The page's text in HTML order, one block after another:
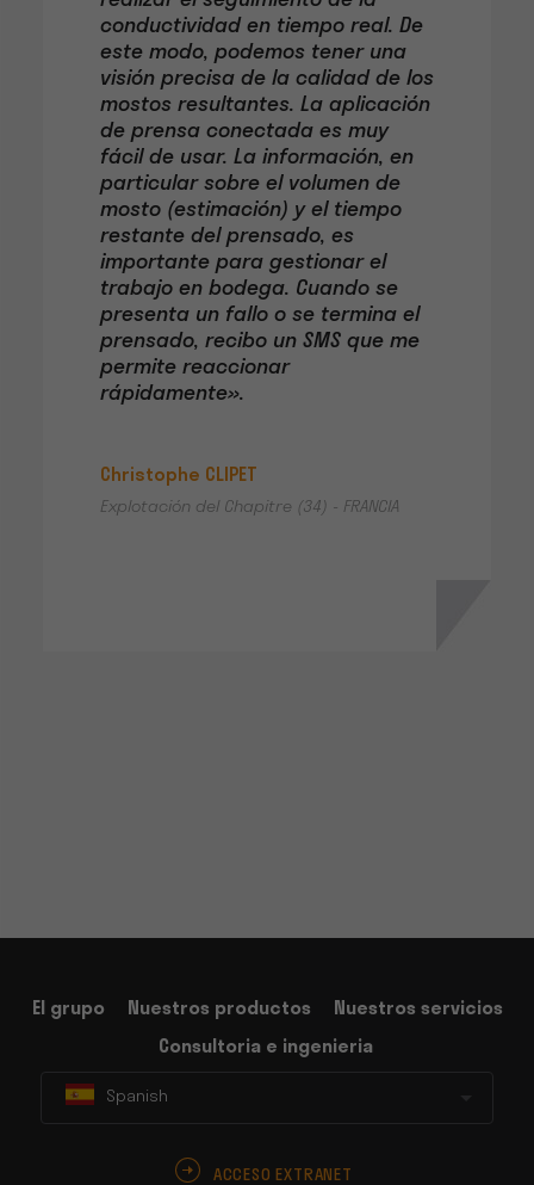
conductividad en tiempo real. De
este modo, podemos tener una
visión precisa de la calidad de los
mostos resultantes. La aplicación
de prensa conectada es muy
fácil de usar. La información, en
particular sobre el volumen de
mosto (estimación) y el tiempo
restante del prensado, es
importante para gestionar el
trabajo en bodega. Cuando se
presenta un fallo o se termina el
prensado, recibo un SMS que me
permite reaccionar
rápidamente».
Christophe CLIPET
Explotación del Chapitre (34) - FRANCIA
El grupo Nuestros productos
Nuestros servicios
Consultoria e ingenieria
Spanish
ACCESO EXTRANET